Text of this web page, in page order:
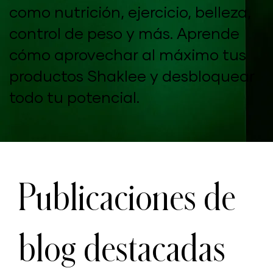
como nutrición, ejercicio, belleza,
control de peso y más. Aprende
cómo aprovechar al máximo tus
productos Shaklee y desbloquear
todo tu potencial.
Publicaciones de
blog destacadas